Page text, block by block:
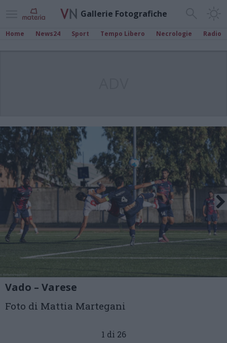
Gallerie Fotografiche
Home News24 Sport Tempo Libero Necrologie Radio
Vado – Varese
Foto di Mattia Martegani
1 di 26